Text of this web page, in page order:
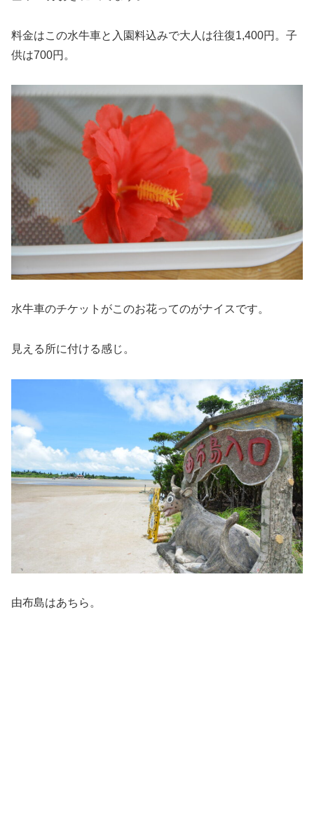
料金はこの水牛車と入園料込みで大人は往復1,400円。子
供は700円。
水牛車のチケットがこのお花ってのがナイスです。
見える所に付ける感じ。
由布島はあちら。